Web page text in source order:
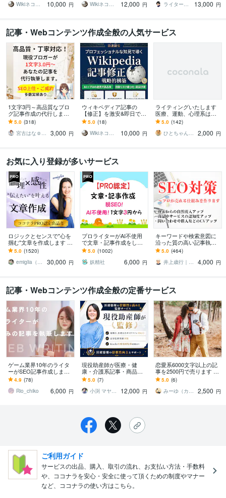
に
Wikiネコ＠ウィキぺディアの専門家
10,000 円
ルに
Wikiネコ＠ウィキぺディアの専門家
12,000 円
料！
ライターのケータ
13,000 円
記事・Webコンテンツ作成全般の人気サービス
1文字3円～高品質なブロ
グ記事作成の代行します
現役ブロガーがあなたの
「書いてほしい」記事を
作成
5.0 (318)
宮古はな☺︎ブロガーでライター
3,000 円
ウィキペディア記事の
【修正】を激安&即日でし
ます 【最安 】Wikipediaを
強力なSEO•LLMOツール
に
5.0 (18)
Wikiネコ＠ウィキぺディアの専門家
10,000 円
ライティングいたします
医療、運動、心理系は強
いです。なんでもご相談
ください。
5.0 (142)
ひとちゃん先生 心と身体のサポーター
2,000 円
お気に入り登録が多いサービス
ロジックとセンスで"心を
掴む"文章を作成します あ
なたの「実現したい未
来」を叶えるための渾身
のライティング
5.0 (1520)
emiglia（エミリア）
30,000 円
プロライターがAI不使用
で文章・記事作成をしま
す ホームページ、アフィ
リエイト、ゲーム記事な
ども楽しく執筆中！
5.0 (1002)
妖精社
6,000 円
キーワードや検索意図に
沿った質の高い記事執筆
します ランキング1位獲得
済ライター、出版賞受賞
ライターが心をこめて
5.0 (464)
井上歳行｜SEO対策×Webライティング
4,000 円
記事・Webコンテンツ作成全般の定番サービス
ゲーム業界10年のライタ
ーがSEO記事作成します
初見でも分かりやすく読
みやすい、高品質な記事
が欲しい方向け
4.9 (78)
Rio_chiko
6,000 円
現役助産師が医療・健
康・介護系記事・商品監
修します 実名・顔出しOK
◎現役助産師が、エビデ
ンスベースで監修します
5.0 (7)
小渕 マヤ＠助産師×医療ライター
12,000 円
恋愛系6000文字以上の記
事を2500円で売ります 1
名様限定500円引き！大人
気恋愛系記事を早い者勝
ちで受付中
5.0 (6)
みーゆ（カウンセラー・ライター・翻訳家）
2,500 円
ご利用ガイド
サービスの出品、購入、取引の流れ、お支払い方法・手数料
や、ココナラを安心・安全に使って頂くための制度やマナー
など、ココナラの使い方はこちら。